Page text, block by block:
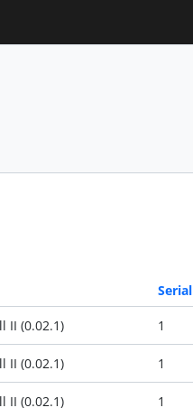
Serial
II (0.02.1) 1
II (0.02.1) 1
II (0.02.1) 1